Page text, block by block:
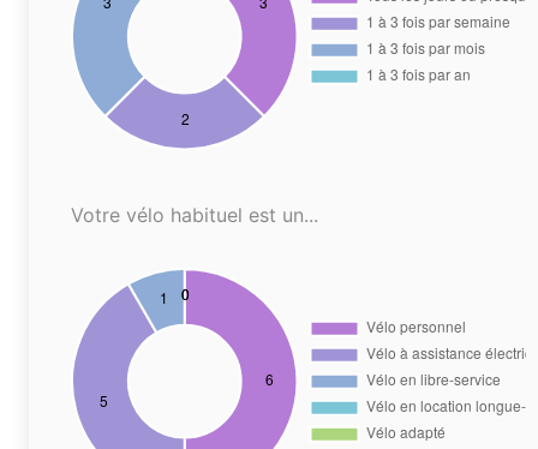
Votre vélo habituel est un...